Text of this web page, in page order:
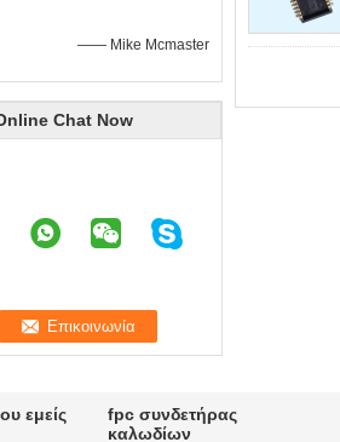
—— Mike Mcmaster
Chat Now
εμείς
fpc συνδετήρας
καλωδίων